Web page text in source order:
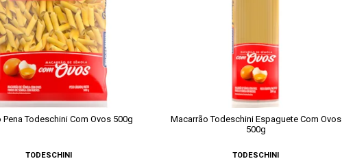
Pena Todeschini Com Ovos 500g
TODESCHINI
Macarrão Todeschini Espaguete Com Ovos
500g
TODESCHINI